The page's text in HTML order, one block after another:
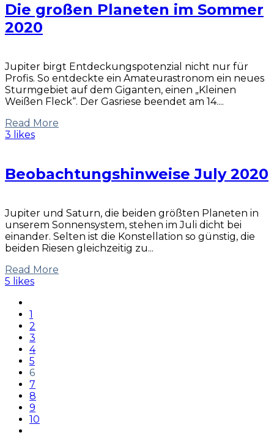
Die großen Planeten im Sommer
2020
Jupiter birgt Entdeckungspotenzial nicht nur für
Profis. So entdeckte ein Amateurastronom ein neues
Sturmgebiet auf dem Giganten, einen „Kleinen
Weißen Fleck“. Der Gasriese beendet am 14....
Read More
3 likes
Beobachtungshinweise July 2020
Jupiter und Saturn, die beiden größten Planeten in
unserem Sonnensystem, stehen im Juli dicht bei
einander. Selten ist die Konstellation so günstig, die
beiden Riesen gleichzeitig zu...
Read More
5 likes
1
2
3
4
5
6
7
8
9
10